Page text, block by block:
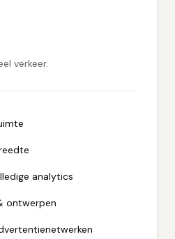
verkeer.
analytics
ontwerpen